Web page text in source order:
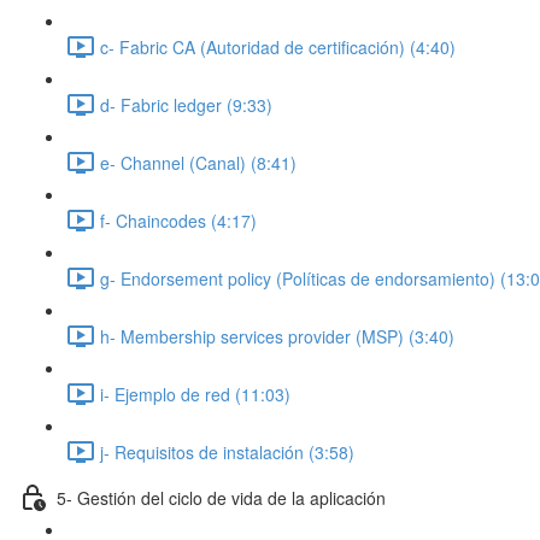
c- Fabric CA (Autoridad de certificación) (4:40)
d- Fabric ledger (9:33)
e- Channel (Canal) (8:41)
f- Chaincodes (4:17)
g- Endorsement policy (Políticas de endorsamiento)
h- Membership services provider (MSP) (3:40)
i- Ejemplo de red (11:03)
j- Requisitos de instalación (3:58)
5- Gestión del ciclo de vida de la aplicación